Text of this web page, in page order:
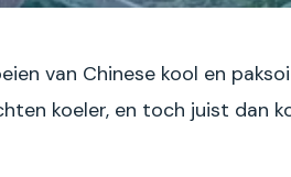
van Chinese kool en
koeler, en toch juist dan